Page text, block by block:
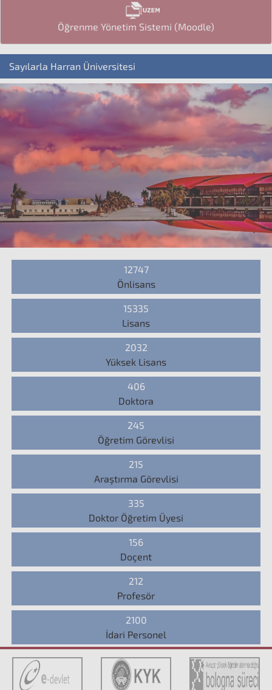
Öğrenme Yönetim Sistemi (Moodle)
Sayılarla Harran Üniversitesi
12747
Önlisans
15335
Lisans
2032
Yüksek Lisans
406
Doktora
245
Öğretim Görevlisi
215
Araştırma Görevlisi
335
Doktor Öğretim Üyesi
156
Doçent
212
Profesör
2100
İdari Personel